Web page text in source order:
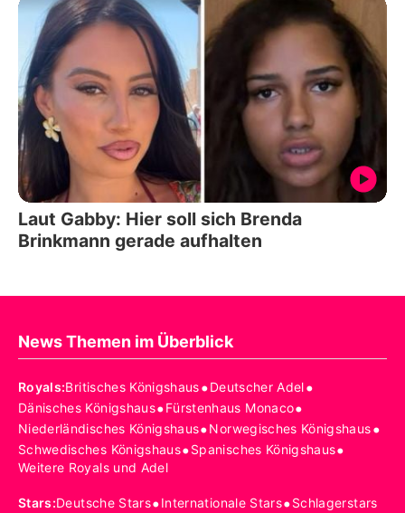
Laut Gabby: Hier soll sich Brenda
Brinkmann gerade aufhalten
News Themen im Überblick
Royals:Britisches Königshaus•Deutscher Adel•
Dänisches Königshaus•Fürstenhaus Monaco•
Niederländisches Königshaus•Norwegisches Königshaus•
Schwedisches Königshaus•Spanisches Königshaus•
Weitere Royals und Adel
Stars:Deutsche Stars•Internationale Stars•Schlagerstars